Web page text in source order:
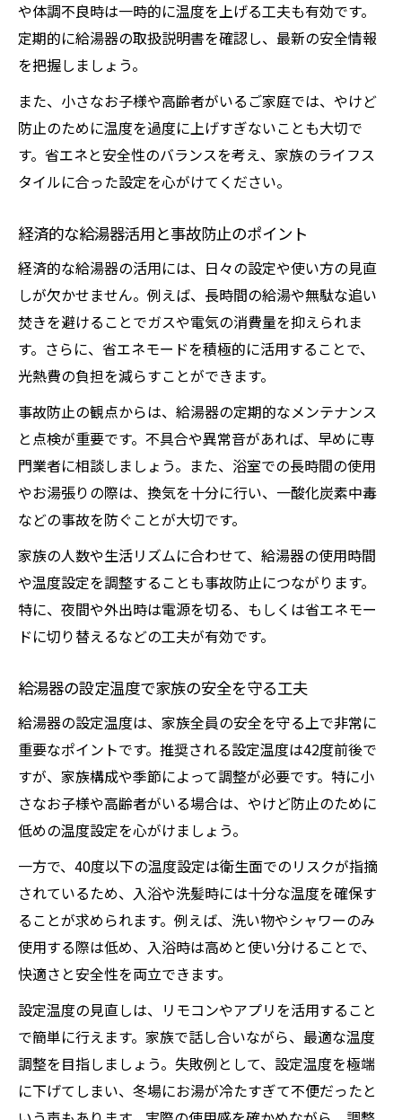
や体調不良時は一時的に温度を上げる工夫も有効です。
定期的に給湯器の取扱説明書を確認し、最新の安全情報
を把握しましょう。
また、小さなお子様や高齢者がいるご家庭では、やけど
防止のために温度を過度に上げすぎないことも大切で
す。省エネと安全性のバランスを考え、家族のライフス
タイルに合った設定を心がけてください。
経済的な給湯器活用と事故防止のポイント
経済的な給湯器の活用には、日々の設定や使い方の見直
しが欠かせません。例えば、長時間の給湯や無駄な追い
焚きを避けることでガスや電気の消費量を抑えられま
す。さらに、省エネモードを積極的に活用することで、
光熱費の負担を減らすことができます。
事故防止の観点からは、給湯器の定期的なメンテナンス
と点検が重要です。不具合や異常音があれば、早めに専
門業者に相談しましょう。また、浴室での長時間の使用
やお湯張りの際は、換気を十分に行い、一酸化炭素中毒
などの事故を防ぐことが大切です。
家族の人数や生活リズムに合わせて、給湯器の使用時間
や温度設定を調整することも事故防止につながります。
特に、夜間や外出時は電源を切る、もしくは省エネモー
ドに切り替えるなどの工夫が有効です。
給湯器の設定温度で家族の安全を守る工夫
給湯器の設定温度は、家族全員の安全を守る上で非常に
重要なポイントです。推奨される設定温度は42度前後で
すが、家族構成や季節によって調整が必要です。特に小
さなお子様や高齢者がいる場合は、やけど防止のために
低めの温度設定を心がけましょう。
一方で、40度以下の温度設定は衛生面でのリスクが指摘
されているため、入浴や洗髪時には十分な温度を確保す
ることが求められます。例えば、洗い物やシャワーのみ
使用する際は低め、入浴時は高めと使い分けることで、
快適さと安全性を両立できます。
設定温度の見直しは、リモコンやアプリを活用すること
で簡単に行えます。家族で話し合いながら、最適な温度
調整を目指しましょう。失敗例として、設定温度を極端
に下げてしまい、冬場にお湯が冷たすぎて不便だったと